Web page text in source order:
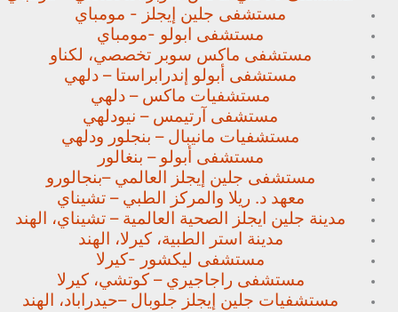
مستشفى جلين إيجلز - مومباي
مستشفى ابولو -مومباي
مستشفى ماكس سوبر تخصصي، لكناو
مستشفى أبولو إندرابراستا – دلهي
مستشفيات ماكس – دلهي
مستشفى آرتيمس – نيودلهي
مستشفيات مانيبال – بنجلور ودلهي
مستشفى أبولو – بنغالور
مستشفى جلين إيجلز العالمي –بنجالورو
معهد د. ريلا والمركز الطبي – تشيناي
مدينة جلين ايجلز الصحية العالمية – تشيناي، الهند
مدينة استر الطبية، كيرلا، الهند
مستشفى ليكشور -كيرلا
مستشفى راجاجيري – كوتشي، كيرلا
مستشفيات جلين إيجلز جلوبال –حيدراباد، الهند